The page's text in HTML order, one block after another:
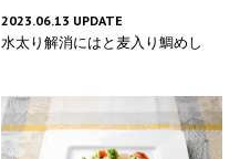
2023.06.13 UPDATE
水太り解消にはと麦入り鯛めし